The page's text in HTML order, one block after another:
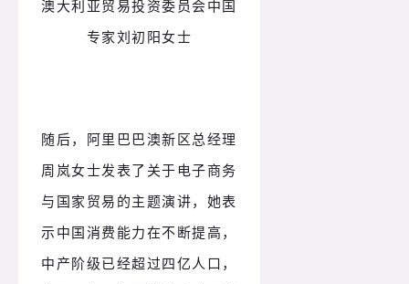
澳大利亚贸易投资委员会中国
专家刘初阳女士
随后，阿里巴巴澳新区总经理
周岚女士发表了关于电子商务
与国家贸易的主题演讲，她表
示中国消费能力在不断提高，
中产阶级已经超过四亿人口，